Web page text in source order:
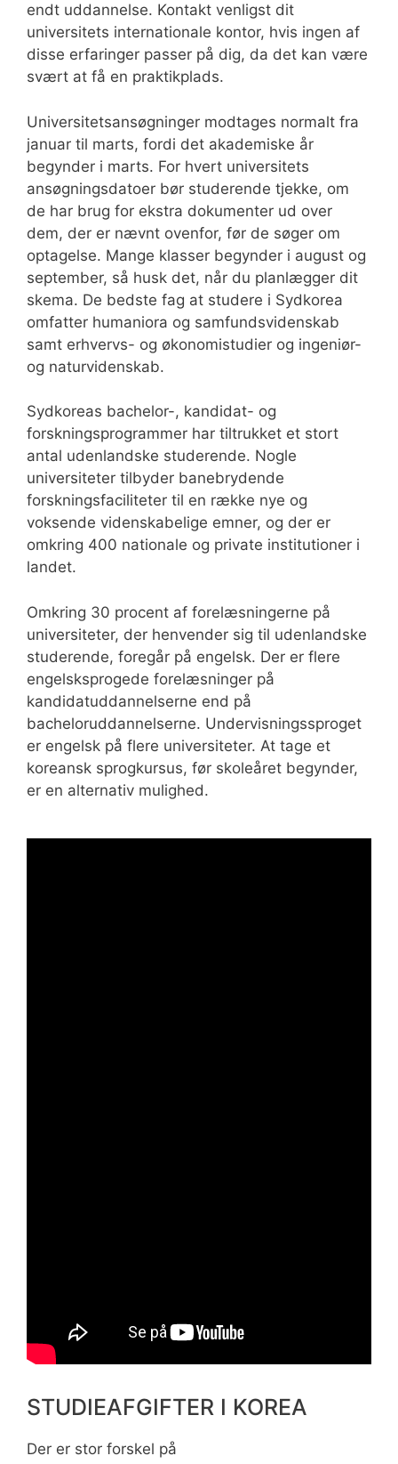
endt uddannelse. Kontakt venligst dit
universitets internationale kontor, hvis ingen af
disse erfaringer passer på dig, da det kan være
svært at få en praktikplads.
Universitetsansøgninger modtages normalt fra
januar til marts, fordi det akademiske år
begynder i marts. For hvert universitets
ansøgningsdatoer bør studerende tjekke, om
de har brug for ekstra dokumenter ud over
dem, der er nævnt ovenfor, før de søger om
optagelse. Mange klasser begynder i august og
september, så husk det, når du planlægger dit
skema. De bedste fag at studere i Sydkorea
omfatter humaniora og samfundsvidenskab
samt erhvervs- og økonomistudier og ingeniør-
og naturvidenskab.
Sydkoreas bachelor-, kandidat- og
forskningsprogrammer har tiltrukket et stort
antal udenlandske studerende. Nogle
universiteter tilbyder banebrydende
forskningsfaciliteter til en række nye og
voksende videnskabelige emner, og der er
omkring 400 nationale og private institutioner i
landet.
Omkring 30 procent af forelæsningerne på
universiteter, der henvender sig til udenlandske
studerende, foregår på engelsk. Der er flere
engelsksprogede forelæsninger på
kandidatuddannelserne end på
bacheloruddannelserne. Undervisningssproget
er engelsk på flere universiteter. At tage et
koreansk sprogkursus, før skoleåret begynder,
er en alternativ mulighed.
STUDIEAFGIFTER I KOREA
Der er stor forskel på